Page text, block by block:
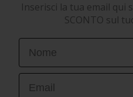
Inserisci la tua email qui
SCONTO sul
First Name
Email